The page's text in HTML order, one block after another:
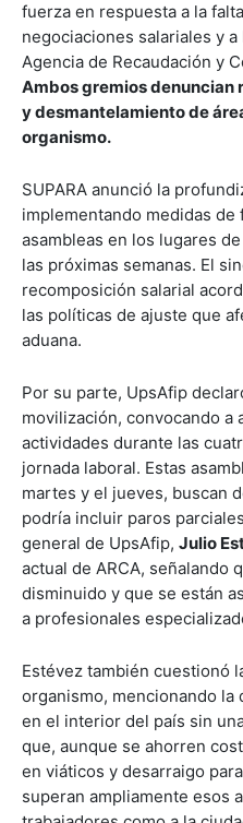
fuerza en respuesta a la
negociaciones salariales y
Agencia de Recaudación y
Ambos gremios denuncian
y desmantelamiento de
organismo.
SUPARA anunció la
implementando medidas de
asambleas en los lugares
las próximas semanas. El
recomposición salarial
las políticas de ajuste que
aduana.
Por su parte, UpsAfip
movilización, convocando a
actividades durante las
jornada laboral. Estas
martes y el jueves, buscan
podría incluir paros
general de UpsAfip, Julio
actual de ARCA, señalando
disminuido y que se están
a profesionales
Estévez también cuestionó
organismo, mencionando la
en el interior del país sin
que, aunque se ahorren
en viáticos y desarraigo
superan ampliamente esos